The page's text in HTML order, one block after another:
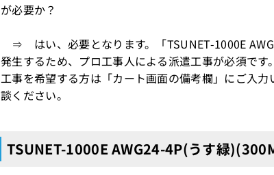
が必要か？
⇒ はい、必要となります。「TSUNET-1000E
発生するため、プロ工事人による派遣工事が必須です。
工事を希望する方は「カート画面の備考欄」にご入力
談ください。
TSUNET-1000E AWG24-4P(うす緑